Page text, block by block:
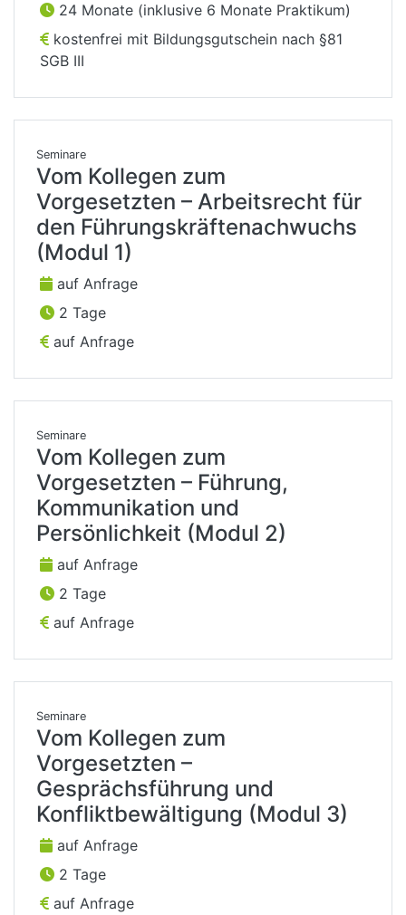
24 Monate (inklusive 6 Monate Praktikum)
kostenfrei mit Bildungsgutschein nach §81
SGB III
Seminare
Vom Kollegen zum
Vorgesetzten – Arbeitsrecht für
den Führungskräftenachwuchs
(Modul 1)
auf Anfrage
2 Tage
auf Anfrage
Seminare
Vom Kollegen zum
Vorgesetzten – Führung,
Kommunikation und
Persönlichkeit (Modul 2)
auf Anfrage
2 Tage
auf Anfrage
Seminare
Vom Kollegen zum
Vorgesetzten –
Gesprächsführung und
Konfliktbewältigung (Modul 3)
auf Anfrage
2 Tage
auf Anfrage